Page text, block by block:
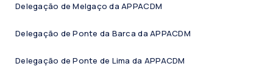
Delegação de Melgaço da APPACDM
Delegação de Ponte da Barca da APPACDM
Delegação de Ponte de Lima da APPACDM